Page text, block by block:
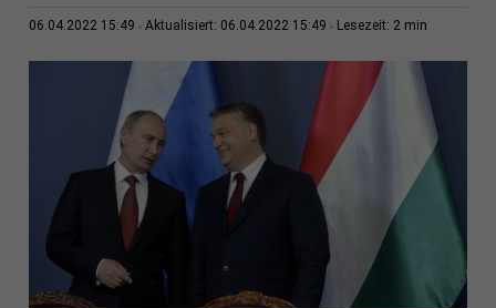
06.04.2022 15:49 Aktualisiert: 06.04.2022 15:49 Lesezeit: 2 min